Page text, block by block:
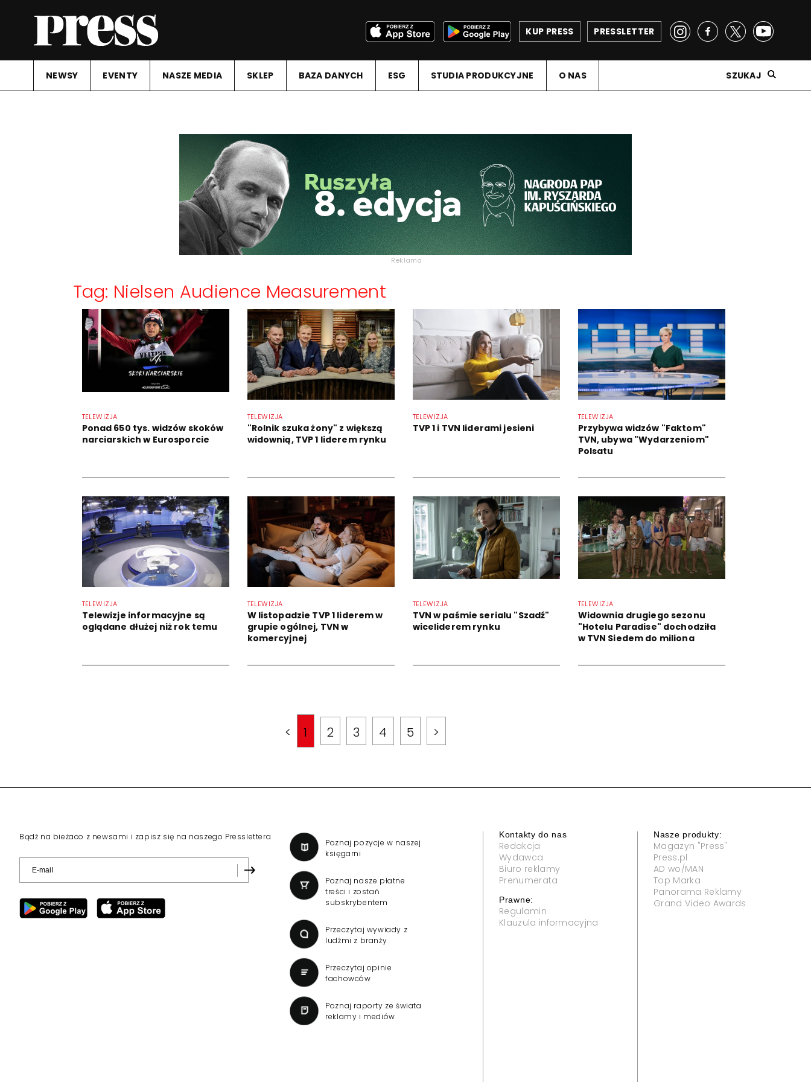
PRESSLETTER
KUP PRESS
NEWSY EVENTY NASZE MEDIA SKLEP BAZA DANYCH ESG STUDIA PRODUKCYJNE O NAS SZUKAJ
Reklama
Tag: Nielsen Audience Measurement
TELEWIZJA
Ponad 650 tys. widzów skoków
narciarskich w Eurosporcie
TELEWIZJA
"Rolnik szuka żony" z większą
widownią, TVP 1 liderem rynku
TELEWIZJA
TVP 1 i TVN liderami jesieni
TELEWIZJA
Przybywa widzów "Faktom"
TVN, ubywa "Wydarzeniom"
Polsatu
TELEWIZJA
Telewizje informacyjne są
oglądane dłużej niż rok temu
TELEWIZJA
W listopadzie TVP 1 liderem w
grupie ogólnej, TVN w
komercyjnej
TELEWIZJA
TVN w paśmie serialu "Szadź"
wiceliderem rynku
TELEWIZJA
Widownia drugiego sezonu
"Hotelu Paradise" dochodziła
w TVN Siedem do miliona
< 1 2 3 4 5 >
Bądź na bieżaco z newsami i zapisz się na naszego Presslettera
Poznaj pozycje w naszej
księgarni
Poznaj nasze płatne
treści i zostań
subskrybentem
Przeczytaj wywiady z
ludźmi z branży
Przeczytaj opinie
fachowców
Poznaj raporty ze świata
reklamy i mediów
Kontakty do nas
Redakcja
Wydawca
Biuro reklamy
Prenumerata
Prawne:
Regulamin
Klauzula informacyjna
Nasze produkty:
Magazyn "Press"
Press.pl
AD wo/MAN
Top Marka
Panorama Reklamy
Grand Video Awards